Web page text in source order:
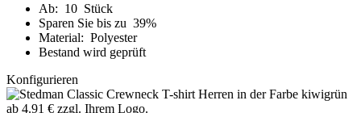
Ab: 10 Stück
Sparen Sie bis zu 39%
Material: Polyester
Bestand wird geprüft
Konfigurieren